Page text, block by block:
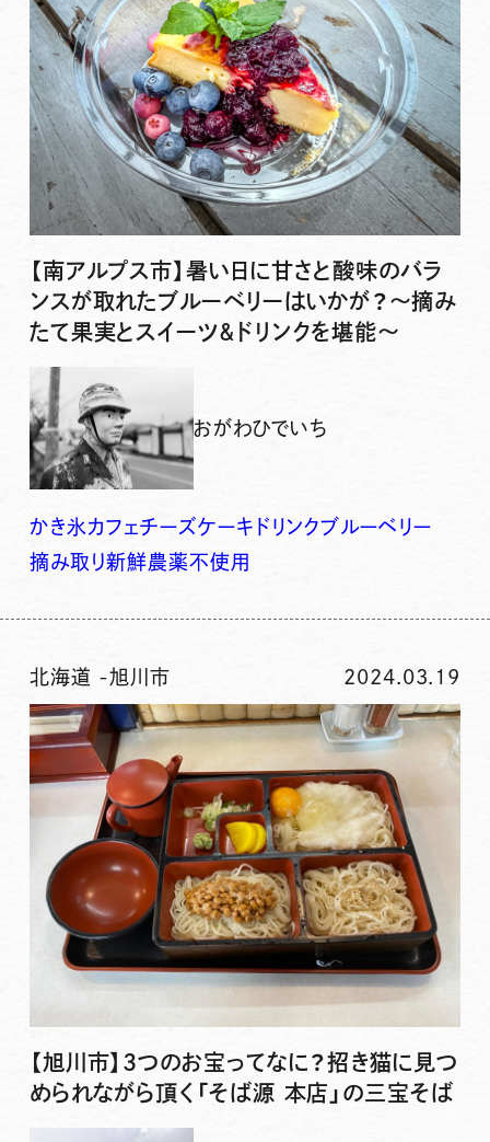
【南アルプス市】暑い日に甘さと酸味のバラ
ンスが取れたブルーベリーはいかが？〜摘み
たて果実とスイーツ＆ドリンクを堪能〜
おがわひでいち
かき氷 カフェチーズケーキ ドリンクブルーベリー
摘み取り新鮮農薬不使用
北海道 -旭川市 2024.03.19
【旭川市】3つのお宝ってなに？招き猫に見つ
められながら頂く「そば源 本店」の三宝そば